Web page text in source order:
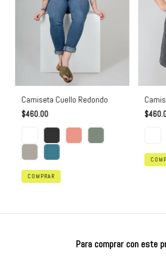
Camiseta Cuello Redondo
$460.00
COMPRAR
Para comprar con este